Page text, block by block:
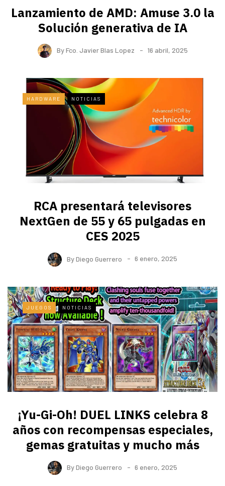
Lanzamiento de AMD: Amuse 3.0 la
Solución generativa de IA
ByFco. Javier Blas Lopez 16 abril, 2025
HARDWARE NOTICIAS
RCA presentará televisores
NextGen de 55 y 65 pulgadas en
CES 2025
ByDiego Guerrero 6 enero, 2025
JUEGOS NOTICIAS
¡Yu-Gi-Oh! DUEL LINKS celebra 8
años con recompensas especiales,
gemas gratuitas y mucho más
ByDiego Guerrero 6 enero, 2025